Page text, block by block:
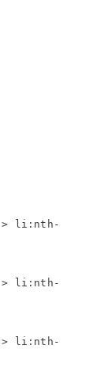
> li:nth-
> li:nth-
> li:nth-